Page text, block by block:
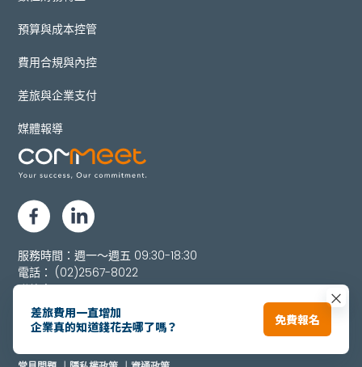
差旅費用一直增加
企業真的知道錢花去哪了嗎？
免費報名
×
預算與成本控管
費用合規與內控
差旅與企業支付
媒體報導
服務時間：週一～週五 09:30-18:30
電話： (02)2567-8022
聯絡客服：services@commeet.co
聯絡業務：go@commeet.co
擁樂數據服務股份有限公司